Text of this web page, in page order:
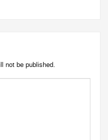
not be published.